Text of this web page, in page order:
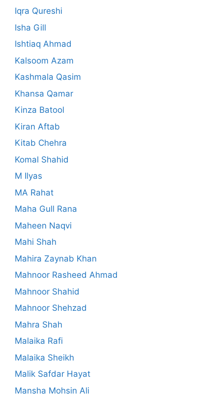
Iqra Qureshi
Isha Gill
Ishtiaq Ahmad
Kalsoom Azam
Kashmala Qasim
Khansa Qamar
Kinza Batool
Kiran Aftab
Kitab Chehra
Komal Shahid
M Ilyas
MA Rahat
Maha Gull Rana
Maheen Naqvi
Mahi Shah
Mahira Zaynab Khan
Mahnoor Rasheed Ahmad
Mahnoor Shahid
Mahnoor Shehzad
Mahra Shah
Malaika Rafi
Malaika Sheikh
Malik Safdar Hayat
Mansha Mohsin Ali